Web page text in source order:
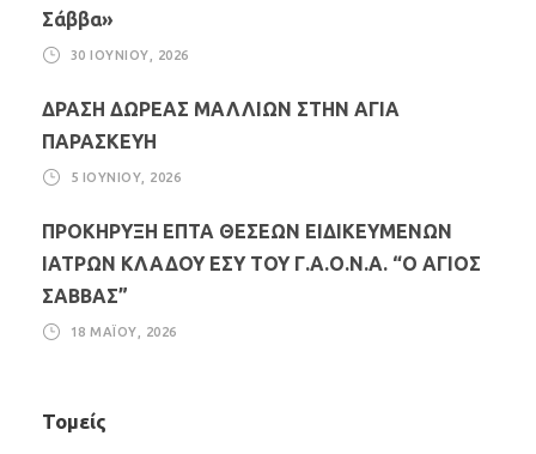
Σάββα»
30 ΙΟΥΝΊΟΥ, 2026
ΔΡΑΣΗ ΔΩΡΕΑΣ ΜΑΛΛΙΩΝ ΣΤΗΝ ΑΓΙΑ
ΠΑΡΑΣΚΕΥΗ
5 ΙΟΥΝΊΟΥ, 2026
ΠΡΟΚΗΡΥΞΗ ΕΠΤΑ ΘΕΣΕΩΝ ΕΙΔΙΚΕΥΜΕΝΩΝ
ΙΑΤΡΩΝ ΚΛΑΔΟΥ ΕΣΥ ΤΟΥ Γ.Α.Ο.Ν.Α. “Ο ΑΓΙΟΣ
ΣΑΒΒΑΣ”
18 ΜΑΪ́ΟΥ, 2026
Τομείς